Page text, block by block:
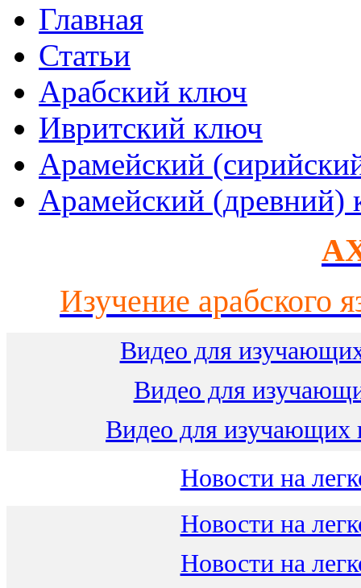
Главная
Статьи
Арабский ключ
Ивритский ключ
Арамейский
Арамейский (древний)
Изучение арабского
Видео для
Видео для
Видео для изучающих
Новости на
Новости на
Новости на